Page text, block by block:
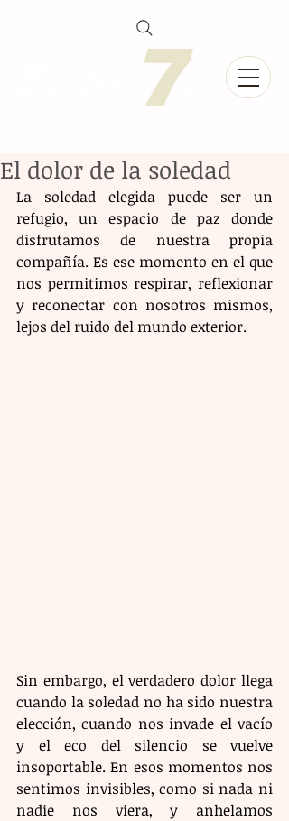
El dolor de la soledad
La soledad elegida puede ser un
refugio, un espacio de paz donde
disfrutamos de nuestra propia
compañía. Es ese momento en el que
nos permitimos respirar, reflexionar
y reconectar con nosotros mismos,
lejos del ruido del mundo exterior.
Sin embargo, el verdadero dolor llega
cuando la soledad no ha sido nuestra
elección, cuando nos invade el vacío
y el eco del silencio se vuelve
insoportable. En esos momentos nos
sentimos invisibles, como si nada ni
nadie nos viera, y anhelamos